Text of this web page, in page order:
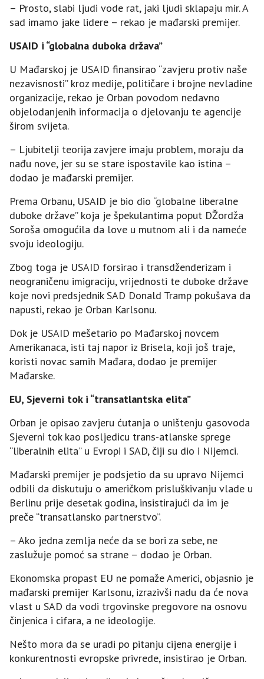
– Prosto, slabi ljudi vode rat, jaki ljudi sklapaju mir. A
sad imamo jake lidere – rekao je mađarski premijer.
USAID i “globalna duboka država”
U Mađarskoj je USAID finansirao “zavjeru protiv naše
nezavisnosti” kroz medije, političare i brojne nevladine
organizacije, rekao je Orban povodom nedavno
objelodanjenih informacija o djelovanju te agencije
širom svijeta.
– Ljubitelji teorija zavjere imaju problem, moraju da
nađu nove, jer su se stare ispostavile kao istina –
dodao je mađarski premijer.
Prema Orbanu, USAID je bio dio “globalne liberalne
duboke države” koja je špekulantima poput DŽordža
Soroša omogućila da love u mutnom ali i da nameće
svoju ideologiju.
Zbog toga je USAID forsirao i transdženderizam i
neograničenu imigraciju, vrijednosti te duboke države
koje novi predsjednik SAD Donald Tramp pokušava da
napusti, rekao je Orban Karlsonu.
Dok je USAID mešetario po Mađarskoj novcem
Amerikanaca, isti taj napor iz Brisela, koji još traje,
koristi novac samih Mađara, dodao je premijer
Mađarske.
EU, Sjeverni tok i “transatlantska elita”
Orban je opisao zavjeru ćutanja o uništenju gasovoda
Sjeverni tok kao posljedicu trans-atlanske sprege
“liberalnih elita” u Evropi i SAD, čiji su dio i Nijemci.
Mađarski premijer je podsjetio da su upravo Nijemci
odbili da diskutuju o američkom prisluškivanju vlade u
Berlinu prije desetak godina, insistirajući da im je
preče “transatlansko partnerstvo”.
– Ako jedna zemlja neće da se bori za sebe, ne
zaslužuje pomoć sa strane – dodao je Orban.
Ekonomska propast EU ne pomaže Americi, objasnio je
mađarski premijer Karlsonu, izrazivši nadu da će nova
vlast u SAD da vodi trgovinske pregovore na osnovu
činjenica i cifara, a ne ideologije.
Nešto mora da se uradi po pitanju cijena energije i
konkurentnosti evropske privrede, insistirao je Orban.